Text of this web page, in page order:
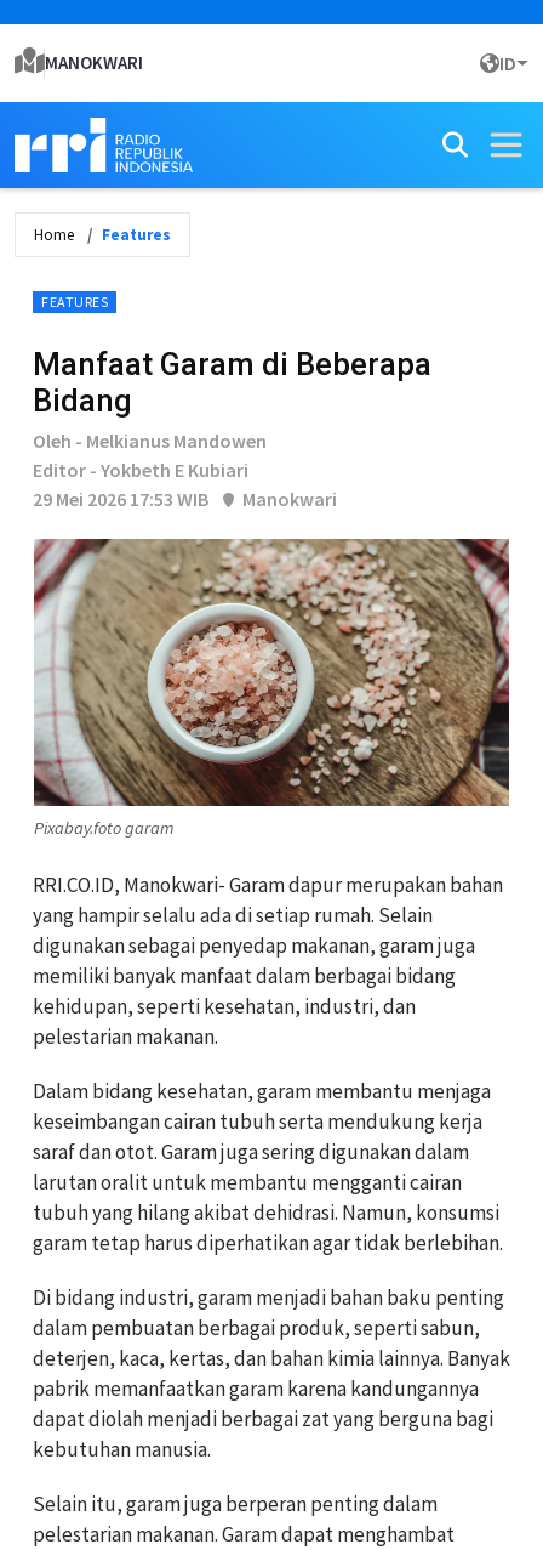
MANOKWARI ID
Home Features
FEATURES
Manfaat Garam di Beberapa
Bidang
Oleh - Melkianus Mandowen
Editor - Yokbeth E Kubiari
29 Mei 2026 17:53 WIB
Manokwari
Pixabay.foto garam
RRI.CO.ID, Manokwari- Garam dapur merupakan bahan
yang hampir selalu ada di setiap rumah. Selain
digunakan sebagai penyedap makanan, garam juga
memiliki banyak manfaat dalam berbagai bidang
kehidupan, seperti kesehatan, industri, dan
pelestarian makanan.
Dalam bidang kesehatan, garam membantu menjaga
keseimbangan cairan tubuh serta mendukung kerja
saraf dan otot. Garam juga sering digunakan dalam
larutan oralit untuk membantu mengganti cairan
tubuh yang hilang akibat dehidrasi. Namun, konsumsi
garam tetap harus diperhatikan agar tidak berlebihan.
Di bidang industri, garam menjadi bahan baku penting
dalam pembuatan berbagai produk, seperti sabun,
deterjen, kaca, kertas, dan bahan kimia lainnya. Banyak
pabrik memanfaatkan garam karena kandungannya
dapat diolah menjadi berbagai zat yang berguna bagi
kebutuhan manusia.
Selain itu, garam juga berperan penting dalam
pelestarian makanan. Garam dapat menghambat